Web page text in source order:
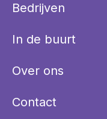
Bedrijven
In de buurt
Over ons
Contact